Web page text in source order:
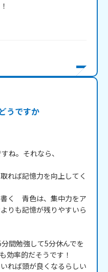
うですか
れば記憶力を向上してく
く　青色は、集中力をア
りも記憶が残りやすいら
間勉強して5分休んでを
効率的だそうです！
れば頭が良くなるらしい